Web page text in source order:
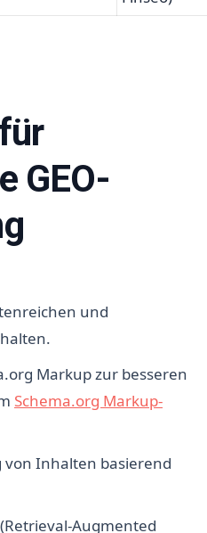
GEO-
und
Markup zur besseren
Schema.org Markup-
von Inhalten basierend
Augmented